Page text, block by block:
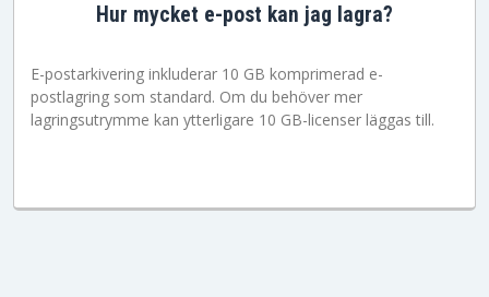
Hur mycket e-post kan jag lagra?
E-postarkivering inkluderar 10 GB komprimerad e-
postlagring som standard. Om du behöver mer
lagringsutrymme kan ytterligare 10 GB-licenser läggas till.